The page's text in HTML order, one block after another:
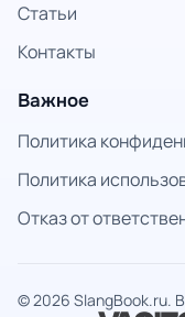
Статьи
Контакты
Важное
Политика
Политика
Отказ от
© 2026 SlangBook.ru.